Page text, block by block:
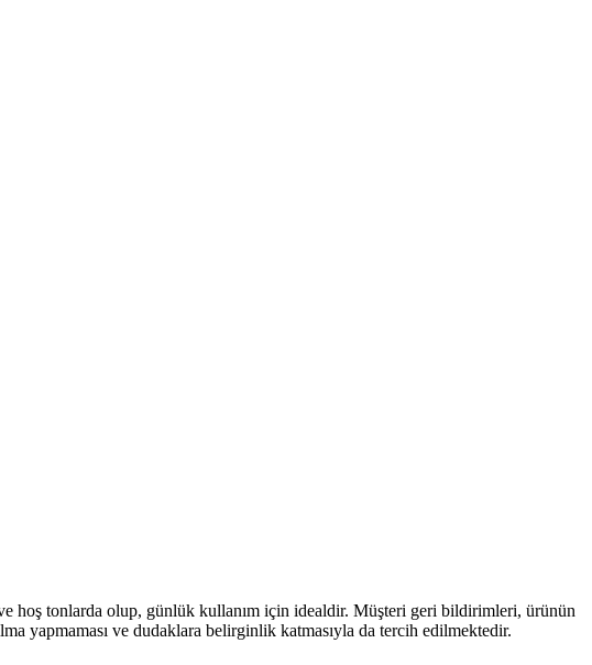
ve popüler ürün kombinasyonları hakkında detaylı bilgiler sunuluyor.
pigmentasyon ve nemlendirme özellikleri detaylı inceleniyor.
detaylı şekilde inceleniyor.
hoş tonlarda olup, günlük kullanım için idealdir. Müşteri geri bildirimleri, ürünün
yapmaması ve dudaklara belirginlik katmasıyla da tercih edilmektedir.